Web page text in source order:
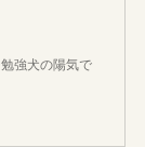
強犬の陽気で